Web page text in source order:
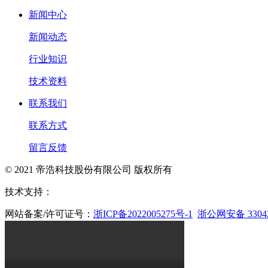
新闻中心
新闻动态
行业知识
技术资料
联系我们
联系方式
留言反馈
© 2021 帝浩科技股份有限公司 版权所有
技术支持：
网站备案/许可证号： 浙ICP备2022005275号-1 浙公网安备